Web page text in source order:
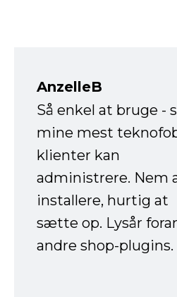
AnzelleB
Så enkel at bruge -
mine mest
klienter kan
administrere. Nem
installere, hurtig at
sætte op. Lysår
andre shop-plugins.